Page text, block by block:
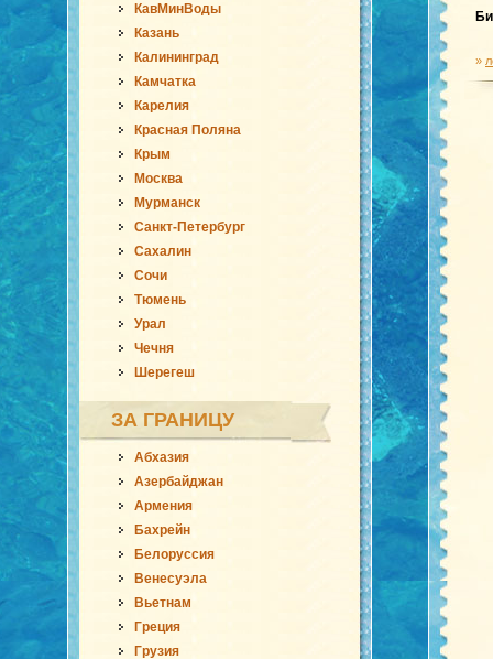
КавМинВоды
Казань
Калининград
Камчатка
Карелия
Красная Поляна
Крым
Москва
Мурманск
Санкт-Петербург
Сахалин
Сочи
Тюмень
Урал
Чечня
Шерегеш
ЗА ГРАНИЦУ
Абхазия
Азербайджан
Армения
Бахрейн
Белоруссия
Венесуэла
Вьетнам
Греция
Грузия
»